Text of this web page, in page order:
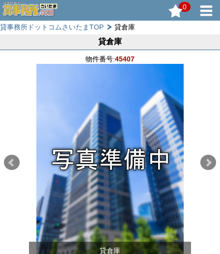
0
貸事務所ドットコムさいたまTOP 貸倉庫
貸倉庫
物件番号:45407
貸倉庫